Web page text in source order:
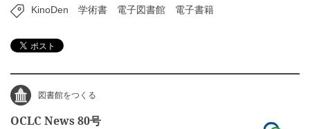
KinoDen 学術書 電子図書館 電子書籍
図書館をつくる
OCLC News 80号